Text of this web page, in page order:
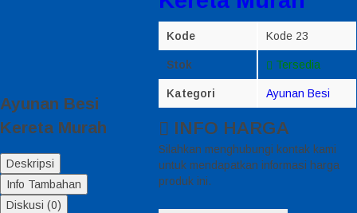
Kode Kode 23
Stok Tersedia
Kategori Ayunan Besi
INFO HARGA
Silahkan menghubungi kontak kami
untuk mendapatkan informasi harga
produk ini.
Ayunan Besi
Kereta Murah
Deskripsi
Info Tambahan
Diskusi (0)